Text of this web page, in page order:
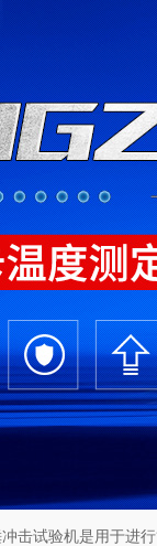
冲击试验机是用于进